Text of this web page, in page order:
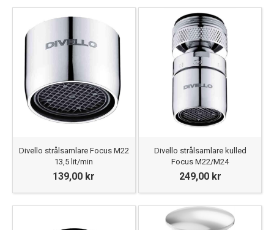
Divello strålsamlare Focus M22
13,5 lit/min
139,00 kr
Divello strålsamlare kulled
Focus M22/M24
249,00 kr